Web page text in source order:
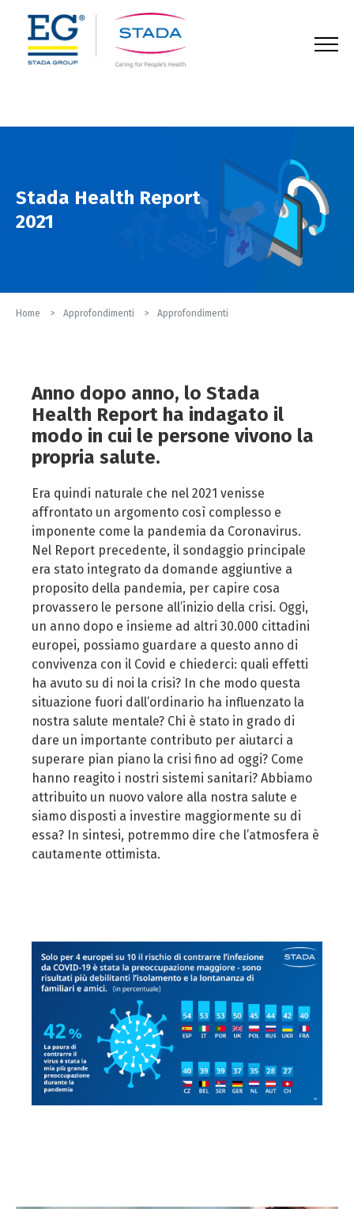
Stada Health Report
2021
Home Approfondimenti Approfondimenti
Anno dopo anno, lo Stada
Health Report ha indagato il
modo in cui le persone vivono la
propria salute.
Era quindi naturale che nel 2021 venisse
affrontato un argomento così complesso e
imponente come la pandemia da Coronavirus.
Nel Report precedente, il sondaggio principale
era stato integrato da domande aggiuntive a
proposito della pandemia, per capire cosa
provassero le persone all’inizio della crisi. Oggi,
un anno dopo e insieme ad altri 30.000 cittadini
europei, possiamo guardare a questo anno di
convivenza con il Covid e chiederci: quali effetti
ha avuto su di noi la crisi? In che modo questa
situazione fuori dall’ordinario ha influenzato la
nostra salute mentale? Chi è stato in grado di
dare un importante contributo per aiutarci a
superare pian piano la crisi fino ad oggi? Come
hanno reagito i nostri sistemi sanitari? Abbiamo
attribuito un nuovo valore alla nostra salute e
siamo disposti a investire maggiormente su di
essa? In sintesi, potremmo dire che l’atmosfera è
cautamente ottimista.